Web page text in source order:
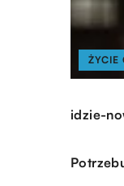
ŻYCIE
idzie-